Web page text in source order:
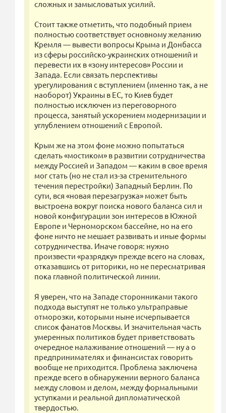
сложных и замысловатых усилий.
Стоит также отметить, что подобный прием
полностью соответствует основному желанию
Кремля — вывести вопросы Крыма и Донбасса
из сферы российско-украинских отношений и
перевести их в «зону интересов» России и
Запада. Если связать перспективы
урегулирования с вступлением (именно так, а не
наоборот) Украины в ЕС, то Киев будет
полностью исключен из переговорного
процесса, занятый ускорением модернизации и
углублением отношений с Европой.
Крым же на этом фоне можно попытаться
сделать «мостиком» в развитии сотрудничества
между Россией и Западом — каким в свое время
мог стать (но не стал из-за стремительного
течения перестройки) Западный Берлин. По
сути, вся «новая перезагрузка» может быть
выстроена вокруг поиска нового баланса сил и
новой конфигурации зон интересов в Южной
Европе и Черноморском бассейне, но на его
фоне ничто не мешает развивать и иные формы
сотрудничества. Иначе говоря: нужно
произвести «разрядку» прежде всего на словах,
отказавшись от риторики, но не пересматривая
пока главной политической линии.
Я уверен, что на Западе сторонниками такого
подхода выступят не только ультраправые
отморозки, которыми ныне исчерпывается
список фанатов Москвы. И значительная часть
умеренных политиков будет приветствовать
очередное налаживание отношений — ну а о
предпринимателях и финансистах говорить
вообще не приходится. Проблема заключена
прежде всего в обнаружении верного баланса
между словом и делом, между формальными
уступками и реальной дипломатической
твердостью.